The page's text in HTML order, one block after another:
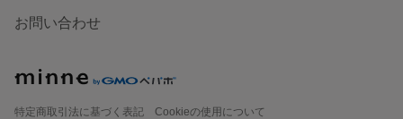
お問い合わせ
特定商取引法に基づく表記
Cookieの使用について